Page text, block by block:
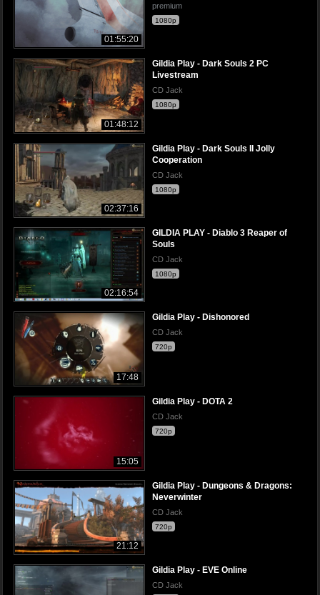
01:55:20
premium
1080p
01:48:12
Gildia Play - Dark Souls 2 PC
Livestream
CD Jack
1080p
02:37:16
Gildia Play - Dark Souls II Jolly
Cooperation
CD Jack
1080p
02:16:54
GILDIA PLAY - Diablo 3 Reaper of
Souls
CD Jack
1080p
17:48
Gildia Play - Dishonored
CD Jack
720p
15:05
Gildia Play - DOTA 2
CD Jack
720p
21:12
Gildia Play - Dungeons & Dragons:
Neverwinter
CD Jack
720p
Gildia Play - EVE Online
CD Jack